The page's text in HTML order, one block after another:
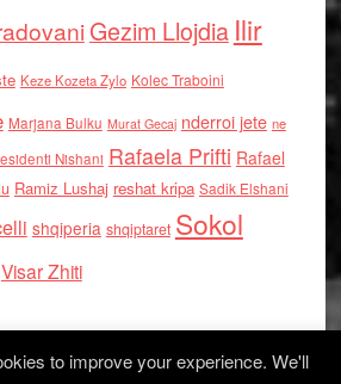
Gezim Llojdia Ilir
Keze Kozeta Zylo Kolec Traboini
Marjana Bulku Murat Gecaj nderroi jete ne
Nishani Rafaela Prifti Rafael
Ramiz Lushaj reshat kripa Sadik Elshani
shqiperia shqiptaret Sokol
Visar Zhiti
to improve your experience. We'll